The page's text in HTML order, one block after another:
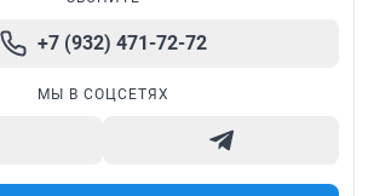
+7 (932) 471-72-72
МЫ В СОЦСЕТЯХ